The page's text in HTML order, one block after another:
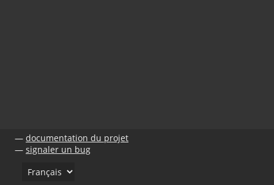
documentation du projet
signaler un bug